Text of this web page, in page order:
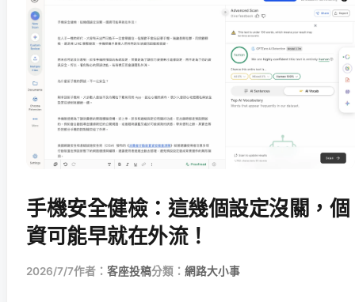
手機安全健檢：這幾個設定沒關，個
資可能早就在外流！
2026/7/7作者： 客座投稿分類： 網路大小事